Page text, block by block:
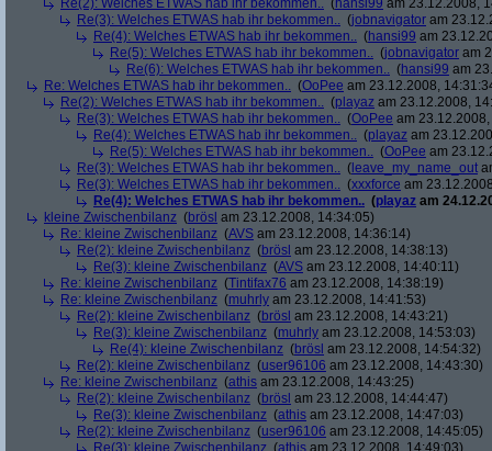
Re(2): Welches ETWAS hab ihr bekommen.. (hansi99 am 23.12.2008,
Re(3): Welches ETWAS hab ihr bekommen.. (jobnavigator am
Re(4): Welches ETWAS hab ihr bekommen.. (hansi99 am
Re(5): Welches ETWAS hab ihr bekommen.. (jobnavigator am
Re(6): Welches ETWAS hab ihr bekommen.. (hansi99 am
Re: Welches ETWAS hab ihr bekommen.. (OoPee am 23.12.2008,
Re(2): Welches ETWAS hab ihr bekommen.. (playaz am 23.12.2008,
Re(3): Welches ETWAS hab ihr bekommen.. (OoPee am
Re(4): Welches ETWAS hab ihr bekommen.. (playaz am
Re(5): Welches ETWAS hab ihr bekommen.. (OoPee am
Re(3): Welches ETWAS hab ihr bekommen.. ( leave_my_name_out
Re(3): Welches ETWAS hab ihr bekommen.. (xxxforce am
Re(4): Welches ETWAS hab ihr bekommen.. (playaz am
kleine Zwischenbilanz (brösl am 23.12.2008, 14:34:05)
Re: kleine Zwischenbilanz (AVS am 23.12.2008, 14:36:14)
Re(2): kleine Zwischenbilanz (brösl am 23.12.2008, 14:38:13)
Re(3): kleine Zwischenbilanz (AVS am 23.12.2008, 14:40:11)
Re: kleine Zwischenbilanz (Tintifax76 am 23.12.2008, 14:38:19)
Re: kleine Zwischenbilanz (muhrly am 23.12.2008, 14:41:53)
Re(2): kleine Zwischenbilanz (brösl am 23.12.2008, 14:43:21)
Re(3): kleine Zwischenbilanz (muhrly am 23.12.2008, 14:53:03)
Re(4): kleine Zwischenbilanz (brösl am 23.12.2008, 14:54:32)
Re(2): kleine Zwischenbilanz (user96106 am 23.12.2008, 14:43:30)
Re: kleine Zwischenbilanz (athis am 23.12.2008, 14:43:25)
Re(2): kleine Zwischenbilanz (brösl am 23.12.2008, 14:44:47)
Re(3): kleine Zwischenbilanz (athis am 23.12.2008, 14:47:03)
Re(2): kleine Zwischenbilanz (user96106 am 23.12.2008, 14:45:05)
Re(3): kleine Zwischenbilanz (athis am 23.12.2008, 14:49:03)